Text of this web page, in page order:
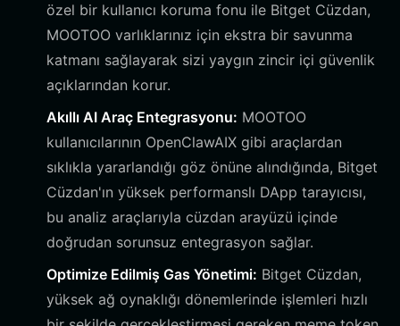
özel bir kullanıcı koruma fonu ile Bitget Cüzdan,
MOOTOO varlıklarınız için ekstra bir savunma
katmanı sağlayarak sizi yaygın zincir içi güvenlik
açıklarından korur.
Akıllı AI Araç Entegrasyonu: MOOTOO
kullanıcılarının OpenClawAIX gibi araçlardan
sıklıkla yararlandığı göz önüne alındığında, Bitget
Cüzdan'ın yüksek performanslı DApp tarayıcısı,
bu analiz araçlarıyla cüzdan arayüzü içinde
doğrudan sorunsuz entegrasyon sağlar.
Optimize Edilmiş Gas Yönetimi: Bitget Cüzdan,
yüksek ağ oynaklığı dönemlerinde işlemleri hızlı